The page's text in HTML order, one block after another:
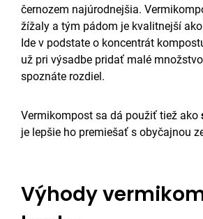
černozem najúrodnejšia.
žížaly a tým pádom je kvalitnejší
Ide v podstate o koncentrát
už pri výsadbe pridať malé
spoznáte rozdiel.
Vermikompost sa dá použiť tiež ako
je lepšie ho premiešať s obyčajnou
Výhody